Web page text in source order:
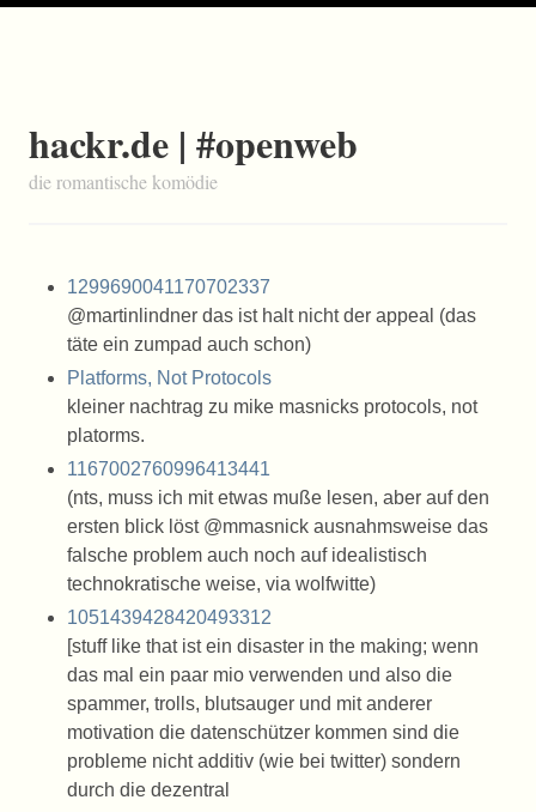
hackr.de | #openweb
die romantische komödie
1299690041170702337
@martinlindner das ist halt nicht der appeal (das
täte ein zumpad auch schon)
Platforms, Not Protocols
kleiner nachtrag zu mike masnicks protocols, not
platorms.
1167002760996413441
(nts, muss ich mit etwas muße lesen, aber auf den
ersten blick löst @mmasnick ausnahmsweise das
falsche problem auch noch auf idealistisch
technokratische weise, via wolfwitte)
1051439428420493312
[stuff like that ist ein disaster in the making; wenn
das mal ein paar mio verwenden und also die
spammer, trolls, blutsauger und mit anderer
motivation die datenschützer kommen sind die
probleme nicht additiv (wie bei twitter) sondern
durch die dezentral